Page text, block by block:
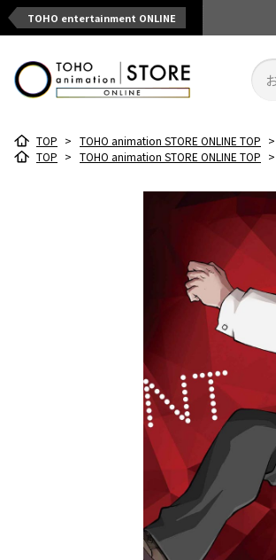
TOHO entertainment ONLINE
TOP > TOHO animation STORE ONLINE TOP >
TOP > TOHO animation STORE ONLINE TOP >